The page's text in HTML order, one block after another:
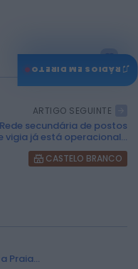
0
ARTIGO SEGUINTE
Rede secundária de postos
vigia já está operacional...
CASTELO BRANCO
Praia...
♫
RÁDIOS EM DIRETO